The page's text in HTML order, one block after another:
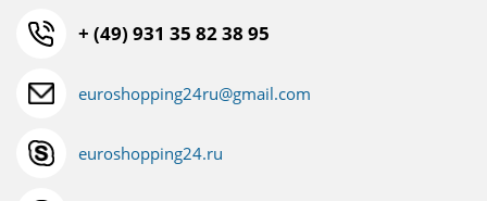
+ (49) 931 35 82 38 95
euroshopping24ru@gmail.com
euroshopping24.ru